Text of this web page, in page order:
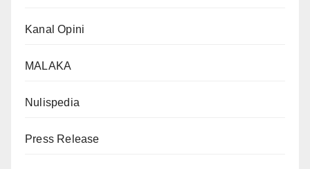
Kanal Opini
MALAKA
Nulispedia
Press Release